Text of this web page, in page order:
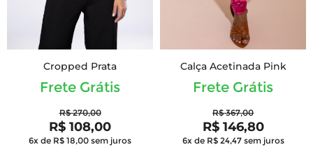
Cropped Prata
Frete Grátis
R$ 270,00
R$ 108,00
6x de R$ 18,00 sem juros
Calça Acetinada Pink
Frete Grátis
R$ 367,00
R$ 146,80
6x de R$ 24,47 sem juros